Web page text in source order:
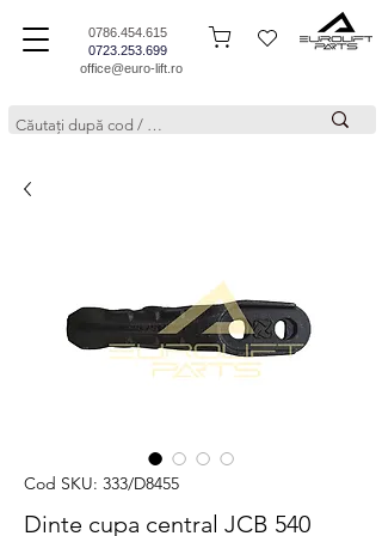
0786.454.615
0723.253.699
office@euro-lift.ro
Cod SKU: 333/D8455
Dinte cupa central JCB 540